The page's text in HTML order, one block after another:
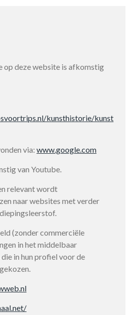
op deze website is afkomstig
kunsthistorie/kunst
via: www.google.com
van Youtube.
relevant wordt
naar websites met verder
(zonder commerciële
in het middelbaar
in hun profiel voor de